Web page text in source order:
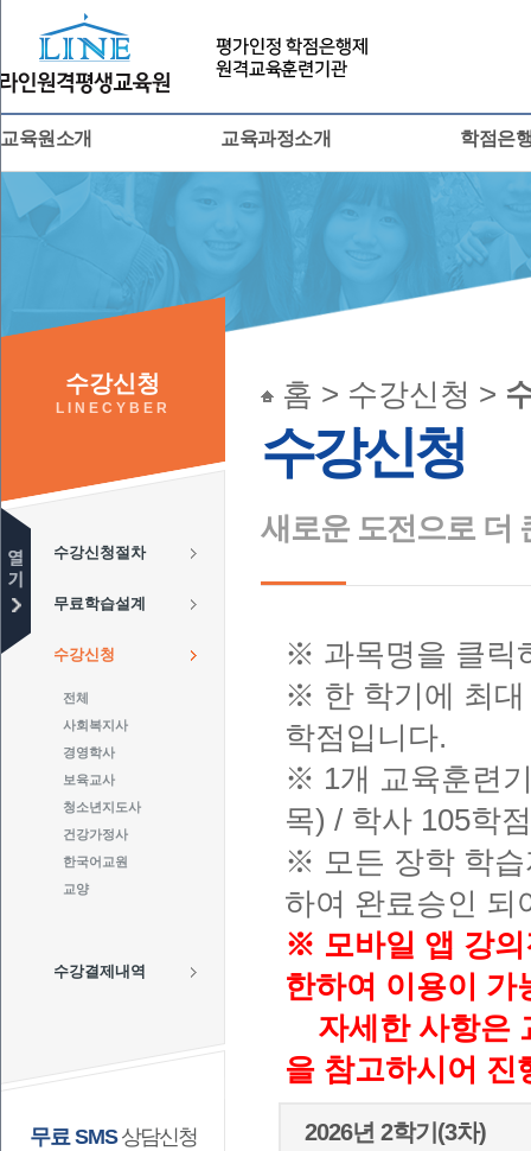
교육원소개 교육과정소개 학점은
수강신청
LINECYBER
수강신청절차
무료학습설계
수강신청
전체
사회복지사
경영학사
보육교사
청소년지도사
건강가정사
한국어교원
교양
수강결제내역
무료 SMS상담신청
홈 > 수강신청 >
수강신청
새로운 도전으로 더
※ 과목명을 클릭
※ 한 학기에 최대
학점입니다.
※ 1개 교육훈련
목) / 학사 105학
※ 모든 장학 학습
하여 완료승인 되
※ 모바일 앱 강의
한하여 이용이 가
자세한 사항은
을 참고하시어 진
2026년 2학기(3차)